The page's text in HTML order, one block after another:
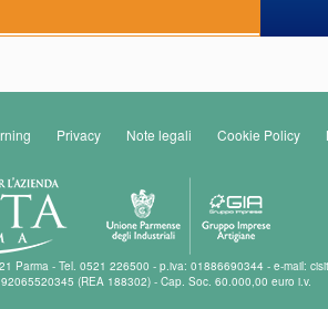
Privacy Note legali Cookie Policy
Parma - Tel. 0521 226500 - p.iva: 01886690344 - e-mail:
(REA 188302) - Cap. Soc. 60.000,00 euro i.v.